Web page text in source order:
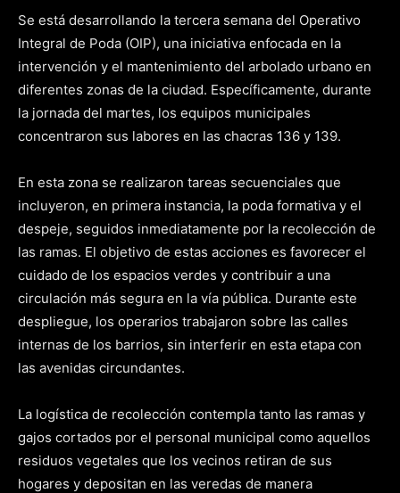
Se está desarrollando la tercera semana del Operativo
Integral de Poda (OIP), una iniciativa enfocada en la
intervención y el mantenimiento del arbolado urbano en
diferentes zonas de la ciudad. Específicamente, durante
la jornada del martes, los equipos municipales
concentraron sus labores en las chacras 136 y 139.
En esta zona se realizaron tareas secuenciales que
incluyeron, en primera instancia, la poda formativa y el
despeje, seguidos inmediatamente por la recolección de
las ramas. El objetivo de estas acciones es favorecer el
cuidado de los espacios verdes y contribuir a una
circulación más segura en la vía pública. Durante este
despliegue, los operarios trabajaron sobre las calles
internas de los barrios, sin interferir en esta etapa con
las avenidas circundantes.
La logística de recolección contempla tanto las ramas y
gajos cortados por el personal municipal como aquellos
residuos vegetales que los vecinos retiran de sus
hogares y depositan en las veredas de manera